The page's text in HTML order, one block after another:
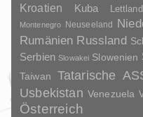
Kroatien Kuba Lettland
Montenegro Neuseeland
Rumänien Russland
Serbien Slowakei Slowenien
Taiwan Tatarische
Usbekistan Venezuela
Österreich